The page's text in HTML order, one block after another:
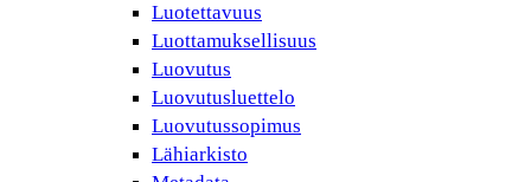
Luotettavuus
Luottamuksellisuus
Luovutus
Luovutusluettelo
Luovutussopimus
Lähiarkisto